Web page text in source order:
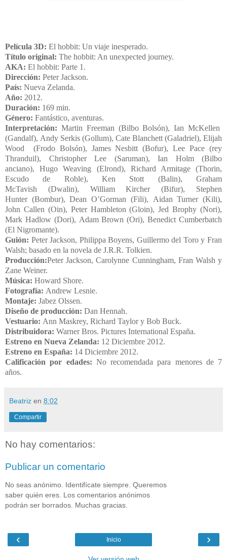
Película 3D: El hobbit: Un viaje inesperado.
Título original: The hobbit: An unexpected journey.
AKA: El hobbit: Parte 1.
Dirección: Peter Jackson.
País: Nueva Zelanda.
Año: 2012.
Duración: 169 min.
Género: Fantástico, aventuras.
Interpretación: Martin Freeman (Bilbo Bolsón),Ian McKellen
(Gandalf), Andy Serkis (Gollum), Cate Blanchett (Galadriel), Elijah
Wood (Frodo Bolsón), James Nesbitt (Bofur),Lee Pace (rey
Thranduil), Christopher Lee (Saruman), Ian Holm(Bilbo
anciano),Hugo Weaving (Elrond), Richard Armitage(Thorin,
Escudo de Roble), Ken Stott (Balin), Graham
McTavish (Dwalin), William Kircher(Bifur), Stephen
Hunter(Bombur),Dean O’Gorman (Fili), Aidan Turner(Kili),
John Callen (Oin), Peter Hambleton (Gloin), Jed Brophy (Nori),
Mark Hadlow (Dori), Adam Brown (Ori), Benedict Cumberbatch
(El Nigromante).
Guión: Peter Jackson, Philippa Boyens, Guillermo del Toro y Fran
Walsh; basado en la novela de J.R.R. Tolkien.
Producción:Peter Jackson, Carolynne Cunningham, Fran Walsh y
Zane Weiner.
Música: Howard Shore.
Fotografía: Andrew Lesnie.
Montaje: Jabez Olssen.
Diseño de producción: Dan Hennah.
Vestuario: Ann Maskrey, Richard Taylor y Bob Buck.
Distribuidora: Warner Bros. Pictures International España.
Estreno en Nueva Zelanda: 12 Diciembre 2012.
Estreno en España: 14 Diciembre 2012.
Calificación por edades: No recomendada para menores de 7
años.
Beatriz en 8:02
Compartir
No hay comentarios:
Publicar un comentario
No seas anónimo. Identifícate siempre. Queremos
saber quién eres. Los comentarios anónimos
podrán ser borrados. Muchas gracias.
‹ ›
Inicio